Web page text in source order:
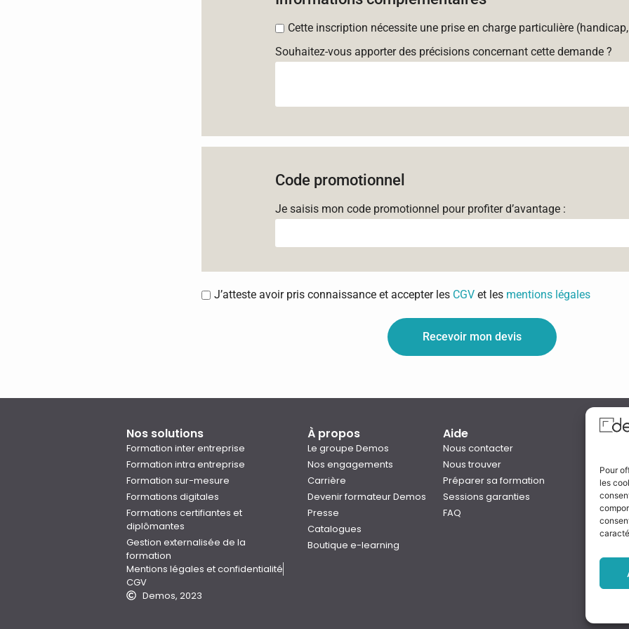
Pour
les
Cette inscription nécessite une prise en charge particulière
Souhaitez-vous apporter des précisions concernant cette demande ?
Code promotionnel
Je saisis mon code promotionnel pour profiter d’avantage :
J’atteste avoir pris connaissance et accepter les CGV et les mentions légales
Recevoir mon devis
Nos solutions
Formation inter entreprise
Formation intra entreprise
Formation sur-mesure
Formations digitales
Formations certifiantes et
diplômantes
Gestion externalisée de la
formation
Mentions légales et confidentialité
CGV
Demos, 2023
À propos
Le groupe Demos
Nos engagements
Carrière
Devenir formateur Demos
Presse
Catalogues
Boutique e-learning
Aide
Nous contacter
Nous trouver
Préparer sa formation
Sessions garanties
FAQ